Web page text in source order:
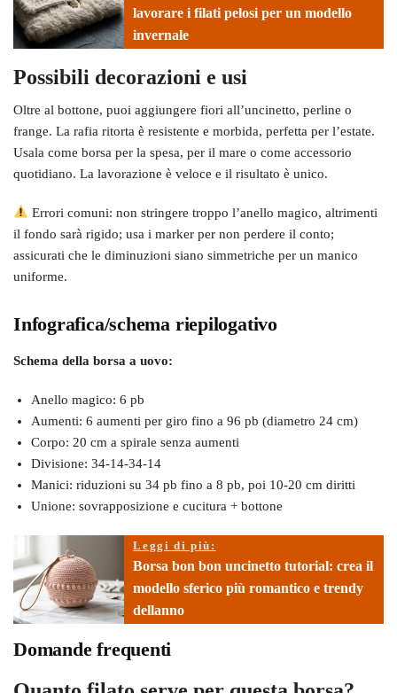
lavorare i filati pelosi per un modello
invernale
Possibili decorazioni e usi
Oltre al bottone, puoi aggiungere fiori all’uncinetto, perline o
frange. La rafia ritorta è resistente e morbida, perfetta per l’estate.
Usala come borsa per la spesa, per il mare o come accessorio
quotidiano. La lavorazione è veloce e il risultato è unico.
Errori comuni: non stringere troppo l’anello magico, altrimenti
il fondo sarà rigido; usa i marker per non perdere il conto;
assicurati che le diminuzioni siano simmetriche per un manico
uniforme.
Infografica/schema riepilogativo
Schema della borsa a uovo:
Anello magico: 6 pb
Aumenti: 6 aumenti per giro fino a 96 pb (diametro 24 cm)
Corpo: 20 cm a spirale senza aumenti
Divisione: 34-14-34-14
Manici: riduzioni su 34 pb fino a 8 pb, poi 10-20 cm diritti
Unione: sovrapposizione e cucitura + bottone
Leggi di più:
Borsa bon bon uncinetto tutorial: crea il
modello sferico più romantico e trendy
dellanno
Domande frequenti